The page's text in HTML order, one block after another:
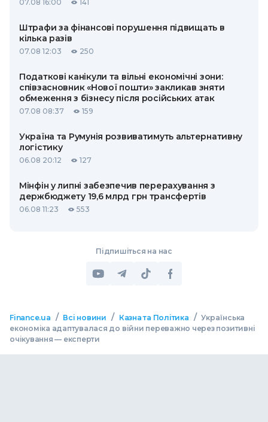
07.08 16:00 141
Штрафи за фінансові порушення підвищать в
кілька разів
07.08 12:03 250
Податкові канікули та вільні економічні зони:
співзасновник «Нової пошти» закликав зняти
обмеження з бізнесу після російських атак
07.08 08:37 159
Україна та Румунія розвиватимуть альтернативну
логістику
06.08 20:12 127
Мінфін у липні забезпечив перерахування з
держбюджету 19,6 млрд грн трансфертів
06.08 11:23 553
Підпишіться на нас
Finance.ua / Всі новини / Казна та Політика / Українська
економіка адаптувалася до війни переважно через позитивні
очікування — експерти